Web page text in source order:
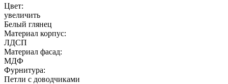
Цвет:
увеличить
Белый глянец
Материал корпус:
ЛДСП
Материал фасад:
МДФ
Фурнитура:
Петли с доводчиками